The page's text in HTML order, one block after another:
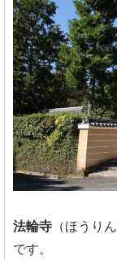
法輪寺 （ほうり
です。